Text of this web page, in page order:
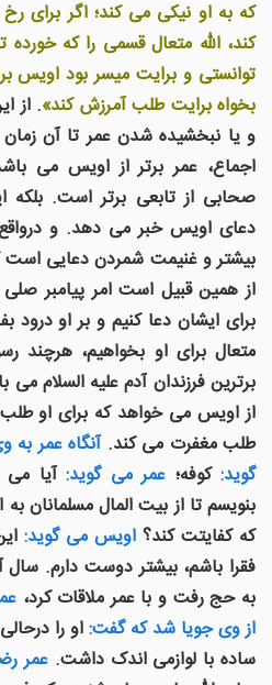
که به او نیکی می کند؛ اگر برای
کند، الله متعال قسمی را که
توانستی و برایت میسر بود اویس
بخواه برایت طلب آمرزش کند». از
و یا نبخشیده شدن عمر تا آن
اجماع، عمر برتر از اویس می
صحابی از تابعی برتر است.
دعای اویس خبر می دهد. و
بیشتر و غنیمت شمردن دعایی
از همین قبیل است امر پیامبر صلی
برای ایشان دعا کنیم و بر او درود
متعال برای او بخواهیم، هرچند
برترین فرزندان آدم علیه السلام
از اویس می خواهد که برای او
طلب مغفرت می کند. آنگاه عمر به
گوید:کوفه؛ عمر می گوید:آیا می
بنویسم تا از بیت المال مسلمانان به
که کفایتت کند؟ اویس می گوید:
فقرا باشم، بیشتر دوست دارم. سال
به حج رفت و با عمر ملاقات کرد،
از وی جویا شد که گفت:او را
ساده با لوازمی اندک داشت. عمر